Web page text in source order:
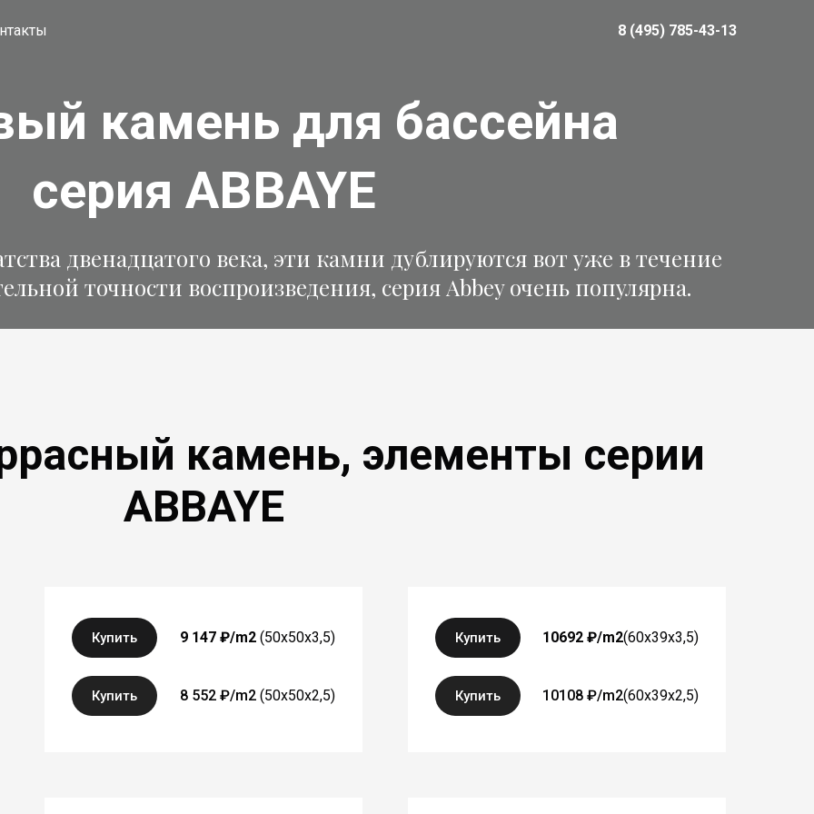
8 (495) 785-43-13
камень для бассейна
серия ABBAYE
двенадцатого века, эти камни дублируются вот уже в течение
точности воспроизведения, серия Abbey очень популярна.
камень, элементы серии
ABBAYE
DCAB50 / DCAB502
50 x 50 x 3,5 cm
50 x 50 x 2,5 cm
Купить 9 147 ₽/m2 (50x50x3,5)
Купить 8 552 ₽/m2 (50x50x2,5)
DRAB66 / DRAB6625
66 x 39 x 3,5 cm
66 x 39 x 2,5 cm
Купить 10692 ₽/m2(60x39x3,5)
Купить 10108 ₽/m2(60x39x2,5)